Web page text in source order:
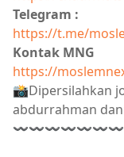
Telegram :
https://t.me/
Kontak MNG
https://
📸Dipersilahkan
abdurrahman
〰〰〰〰〰〰〰